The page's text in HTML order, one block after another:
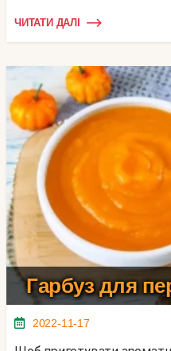
ЧИТАТИ ДАЛІ
Гарбуз для
2022-11-17